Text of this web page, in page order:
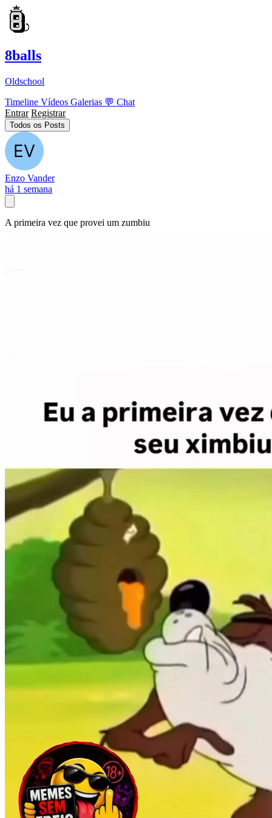
8balls
Oldschool
Timeline Vídeos Galerias 💬 Chat
Entrar Registrar
Todos os Posts
Enzo Vander
há 1 semana
A primeira vez que provei um zumbiu